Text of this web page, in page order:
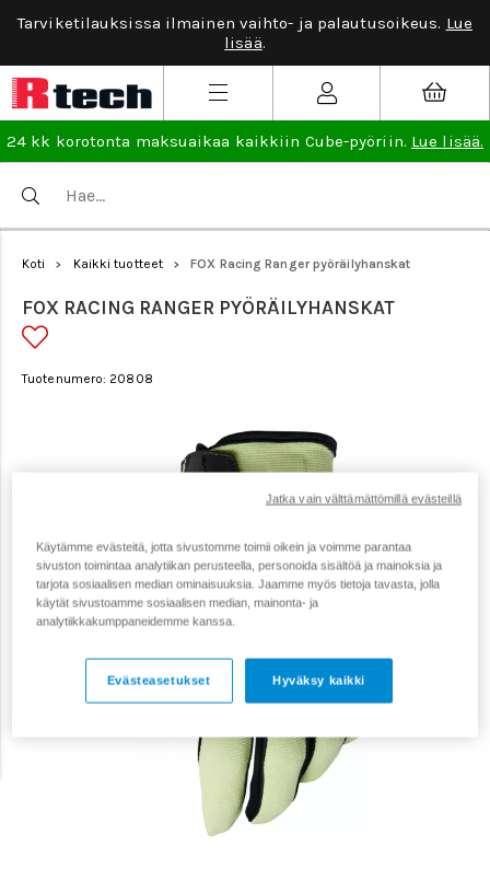
Tarviketilauksissa ilmainen vaihto- ja palautusoikeus. Lue
lisää.
24 kk korotonta maksuaikaa kaikkiin Cube-pyöriin. Lue lisää.
Koti > Kaikki tuotteet > FOX Racing Ranger pyöräilyhanskat
FOX RACING RANGER PYÖRÄILYHANSKAT
Tuotenumero: 20808
Käytämme evästeitä, jotta sivustomme toimii oikein ja voimme parantaa
sivuston toimintaa analytiikan perusteella, personoida sisältöä ja mainoksia ja
tarjota sosiaalisen median ominaisuuksia. Jaamme myös tietoja tavasta, jolla
käytät sivustoamme sosiaalisen median, mainonta- ja
analytiikkakumppaneidemme kanssa.
Hyväksy kaikki
Evästeasetukset
Jatka vain välttämättömillä evästeillä